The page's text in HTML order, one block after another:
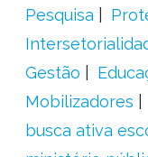
Pesquisa
Gestão
Mobilizadores
busca ativa